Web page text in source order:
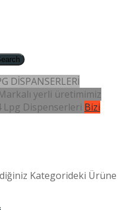
DİSPANSERLERİ
yerli üretimimiz
Lpg Dispenserleri Bizi
Kategorideki Ürüne